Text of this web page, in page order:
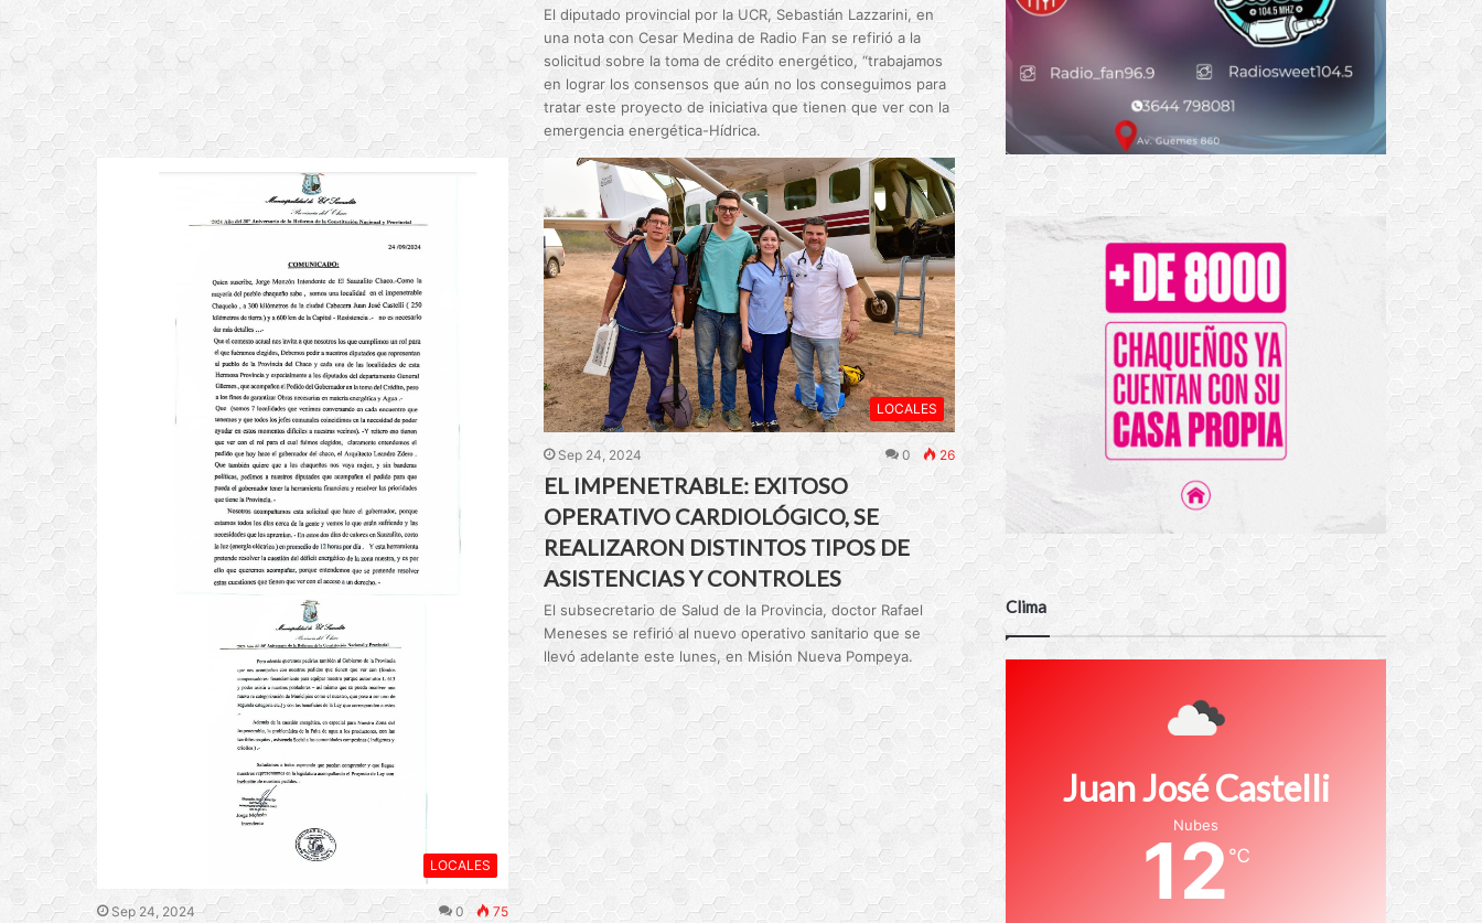
El diputado provincial por la UCR, Sebastián Lazzarini, en
una nota con Cesar Medina de Radio Fan se refirió a la
solicitud sobre la toma de crédito energético, “trabajamos
en lograr los consensos que aún no los conseguimos para
tratar este proyecto de iniciativa que tienen que ver con la
emergencia energética-Hídrica.
LOCALES
Sep 24, 2024 0 75
LOCALES
Sep 24, 2024 0 26
EL IMPENETRABLE: EXITOSO
OPERATIVO CARDIOLÓGICO, SE
REALIZARON DISTINTOS TIPOS DE
ASISTENCIAS Y CONTROLES
El subsecretario de Salud de la Provincia, doctor Rafael
Meneses se refirió al nuevo operativo sanitario que se
llevó adelante este lunes, en Misión Nueva Pompeya.
Clima
Juan José Castelli
Nubes
12 ℃